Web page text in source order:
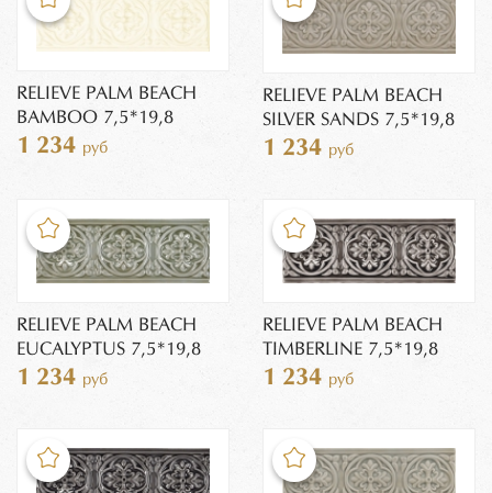
RELIEVE PALM BEACH
BAMBOO 7,5*19,8
1 234 руб
RELIEVE PALM BEACH
SILVER SANDS 7,5*19,8
1 234 руб
RELIEVE PALM BEACH
EUCALYPTUS 7,5*19,8
1 234 руб
RELIEVE PALM BEACH
TIMBERLINE 7,5*19,8
1 234 руб